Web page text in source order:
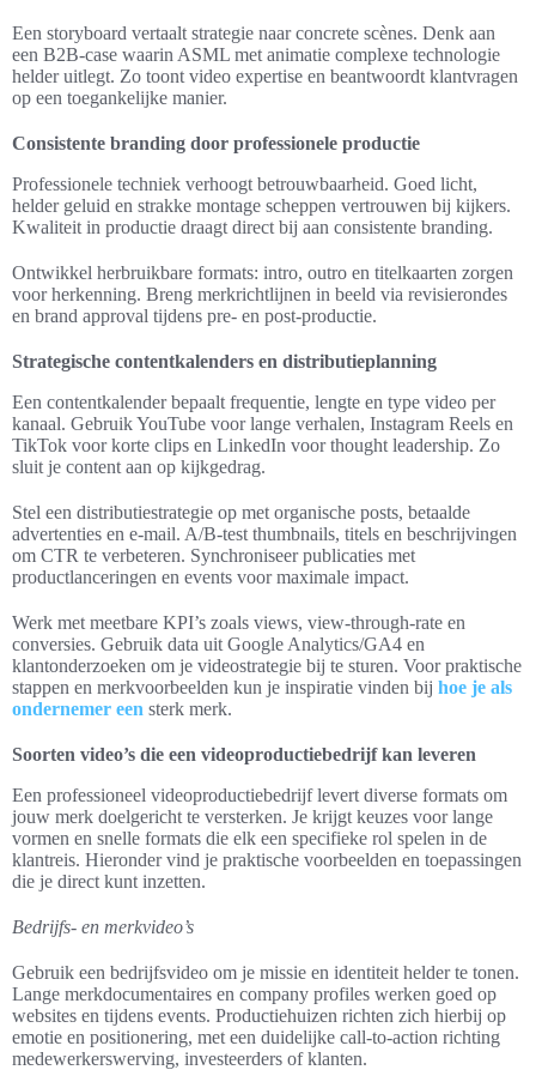
Een storyboard vertaalt strategie naar concrete scènes. Denk aan
een B2B-case waarin ASML met animatie complexe technologie
helder uitlegt. Zo toont video expertise en beantwoordt klantvragen
op een toegankelijke manier.
Consistente branding door professionele productie
Professionele techniek verhoogt betrouwbaarheid. Goed licht,
helder geluid en strakke montage scheppen vertrouwen bij kijkers.
Kwaliteit in productie draagt direct bij aan consistente branding.
Ontwikkel herbruikbare formats: intro, outro en titelkaarten zorgen
voor herkenning. Breng merkrichtlijnen in beeld via revisierondes
en brand approval tijdens pre- en post-productie.
Strategische contentkalenders en distributieplanning
Een contentkalender bepaalt frequentie, lengte en type video per
kanaal. Gebruik YouTube voor lange verhalen, Instagram Reels en
TikTok voor korte clips en LinkedIn voor thought leadership. Zo
sluit je content aan op kijkgedrag.
Stel een distributiestrategie op met organische posts, betaalde
advertenties en e-mail. A/B-test thumbnails, titels en beschrijvingen
om CTR te verbeteren. Synchroniseer publicaties met
productlanceringen en events voor maximale impact.
Werk met meetbare KPI’s zoals views, view-through-rate en
conversies. Gebruik data uit Google Analytics/GA4 en
klantonderzoeken om je videostrategie bij te sturen. Voor praktische
stappen en merkvoorbeelden kun je inspiratie vinden bij hoe je als
ondernemer een sterk merk.
Soorten video’s die een videoproductiebedrijf kan leveren
Een professioneel videoproductiebedrijf levert diverse formats om
jouw merk doelgericht te versterken. Je krijgt keuzes voor lange
vormen en snelle formats die elk een specifieke rol spelen in de
klantreis. Hieronder vind je praktische voorbeelden en toepassingen
die je direct kunt inzetten.
Bedrijfs- en merkvideo’s
Gebruik een bedrijfsvideo om je missie en identiteit helder te tonen.
Lange merkdocumentaires en company profiles werken goed op
websites en tijdens events. Productiehuizen richten zich hierbij op
emotie en positionering, met een duidelijke call-to-action richting
medewerkerswerving, investeerders of klanten.